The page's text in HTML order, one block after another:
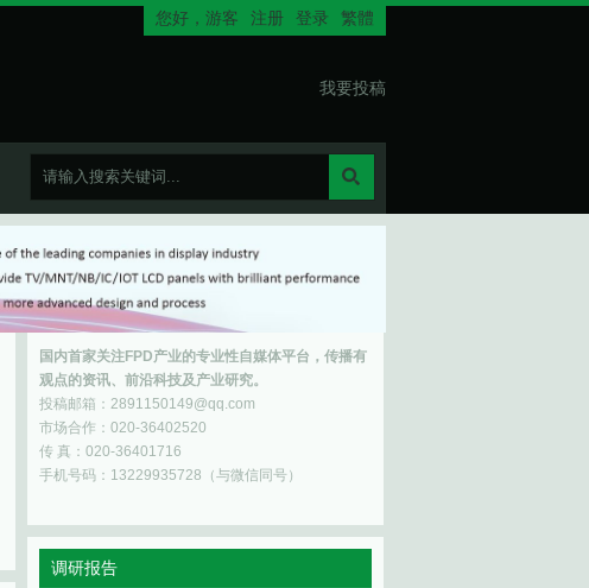
您好， 游客 注册 登录 繁體
我要投稿
国内首家关注FPD产业的专业性自媒体平台，传播有
观点的资讯、前沿科技及产业研究。
投稿邮箱：2891150149@qq.com
市场合作：020-36402520
传 真：020-36401716
手机号码：13229935728（与微信同号）
调研报告